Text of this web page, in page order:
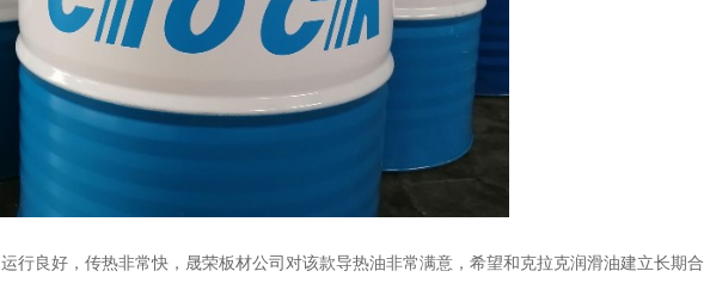
运行良好，传热非常快，晟荣板材公司对该款导热油非常满意，希望和克拉克润滑油建立长期合